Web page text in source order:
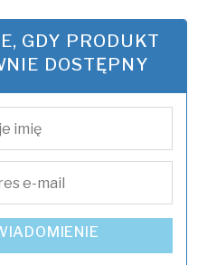
GDY PRODUKT
DOSTĘPNY